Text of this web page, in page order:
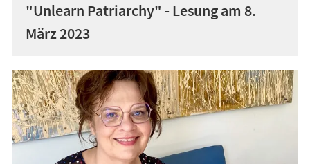
"Unlearn Patriarchy" - Lesung am 8.
März 2023